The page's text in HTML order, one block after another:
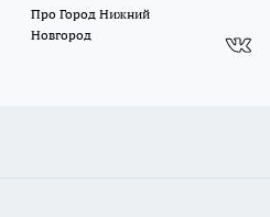
Про Город Нижний
Новгород